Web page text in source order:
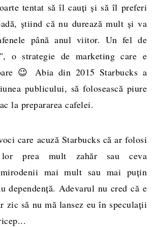
tentat să îl cauți și să îl preferi
știind că nu durează mult și va
până anul viitor. Un fel de
o strategie de marketing care e
😉 Abia din 2015 Starbucks a
publicului, să folosească piure
la prepararea cafelei.
care acuză Starbucks că ar folosi
prea mult zahăr sau ceva
mai mult sau mai puțin
dependență. Adevarul nu cred că e
zic să nu mă lansez eu în speculații